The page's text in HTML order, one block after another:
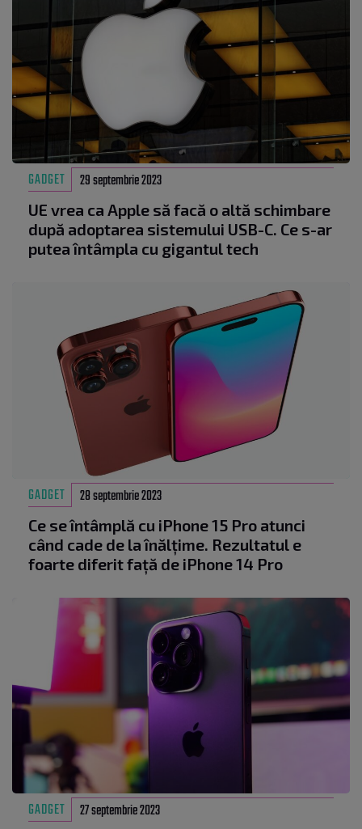
GADGET 29 septembrie 2023
UE vrea ca Apple să facă o altă schimbare
după adoptarea sistemului USB-C. Ce s-ar
putea întâmpla cu gigantul tech
GADGET 28 septembrie 2023
Ce se întâmplă cu iPhone 15 Pro atunci
când cade de la înălțime. Rezultatul e
foarte diferit față de iPhone 14 Pro
GADGET 27 septembrie 2023